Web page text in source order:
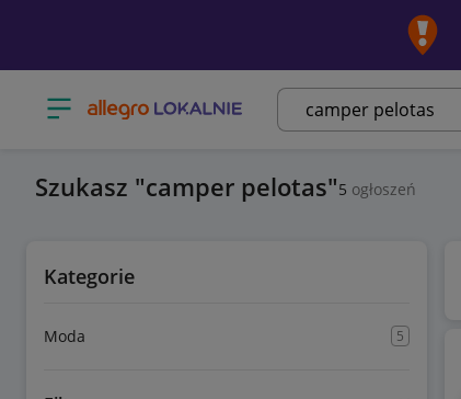
Otwórz menu z kategoriami
Szukasz camper pelotas 5 ogłoszeń
Kategorie
Moda 5